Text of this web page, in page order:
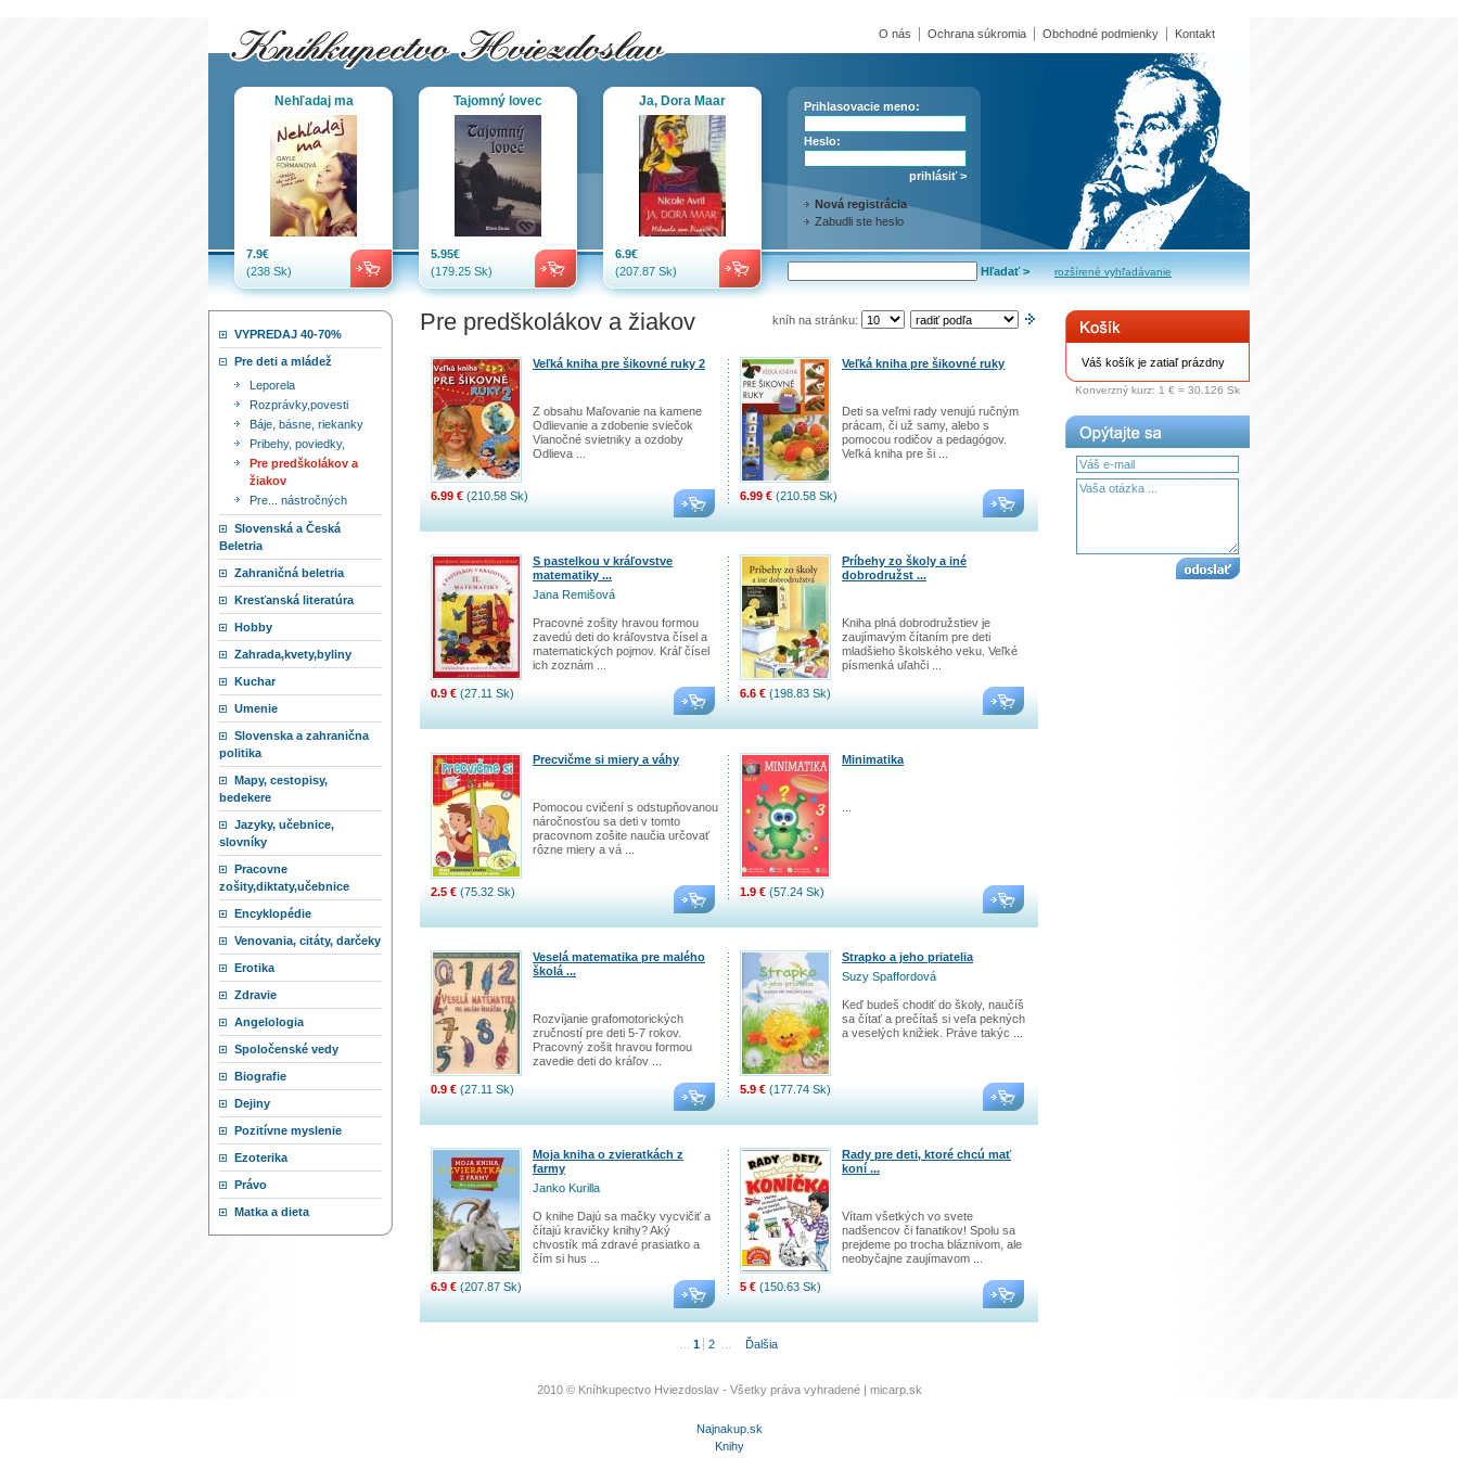
Nehľadaj ma
7.9€
(238 Sk)
Tajomný lovec
5.95€
(179.25 Sk)
Ja, Dora Maar
6.9€
(207.87 Sk)
Prihlasovacie meno:
Heslo:
Nová registrácia
Zabudli ste heslo
rozšírené vyhľadávanie
O nás Ochrana súkromia Obchodné podmienky Kontakt
VYPREDAJ 40-70%
Pre deti a mládež
Leporela
Rozprávky,povesti
Báje, básne, riekanky
Pribehy, poviedky,
Pre predškolákov a
žiakov
Pre... nástročných
Slovenská a Česká
Beletria
Zahraničná beletria
Kresťanská literatúra
Hobby
Zahrada,kvety,byliny
Kuchar
Umenie
Slovenska a zahranična
politika
Mapy, cestopisy,
bedekere
Jazyky, učebnice,
slovníky
Pracovne
zošity,diktaty,učebnice
Encyklopédie
Venovania, citáty, darčeky
Erotika
Zdravie
Angelologia
Spoločenské vedy
Biografie
Dejiny
Pozitívne myslenie
Ezoterika
Právo
Matka a dieta
kníh na stránku:
Pre predškolákov a žiakov
Veľká kniha pre šikovné ruky 2
Z obsahu Maľovanie na kamene
Odlievanie a zdobenie sviečok
Vianočné svietniky a ozdoby
Odlieva ...
6.99 € (210.58 Sk)
Veľká kniha pre šikovné ruky
Deti sa veľmi rady venujú ručným
prácam, či už samy, alebo s
pomocou rodičov a pedagógov.
Veľká kniha pre ši ...
6.99 € (210.58 Sk)
S pastelkou v kráľovstve
matematiky ...
Jana Remišová
Pracovné zošity hravou formou
zavedú deti do kráľovstva čísel a
matematických pojmov. Kráľ čísel
ich zoznám ...
0.9 € (27.11 Sk)
Príbehy zo školy a iné
dobrodružst ...
Kniha plná dobrodružstiev je
zaujímavým čítaním pre deti
mladšieho školského veku. Veľké
písmenká uľahči ...
6.6 € (198.83 Sk)
Precvičme si miery a váhy
Pomocou cvičení s odstupňovanou
náročnosťou sa deti v tomto
pracovnom zošite naučia určovať
rôzne miery a vá ...
2.5 € (75.32 Sk)
Minimatika
1.9 € (57.24 Sk)
Veselá matematika pre malého
školá ...
Rozvíjanie grafomotorických
zručností pre deti 5-7 rokov.
Pracovný zošit hravou formou
zavedie deti do kráľov ...
0.9 € (27.11 Sk)
Strapko a jeho priatelia
Suzy Spaffordová
Keď budeš chodiť do školy, naučíš
sa čítať a prečítaš si veľa pekných
a veselých knižiek. Práve takýc ...
5.9 € (177.74 Sk)
Moja kniha o zvieratkách z
farmy
Janko Kurilla
O knihe Dajú sa mačky vycvičiť a
čítajú kravičky knihy? Aký
chvostík má zdravé prasiatko a
čím si hus ...
6.9 € (207.87 Sk)
Rady pre deti, ktoré chcú mať
koní ...
Vítam všetkých vo svete
nadšencov či fanatikov! Spolu sa
prejdeme po trocha bláznivom, ale
neobyčajne zaujímavom ...
5 € (150.63 Sk)
1 2 Ďalšia
Váš košík je zatiaľ prázdny
Konverzný kurz: 1 € = 30.126 Sk
2010 © Kníhkupectvo Hviezdoslav - Všetky práva vyhradené | micarp.sk
Najnakup.sk
Knihy